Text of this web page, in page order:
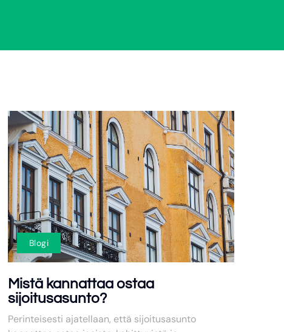
Blogi
Mistä kannattaa ostaa
sijoitusasunto?
Perinteisesti ajatellaan, että sijoitusasunto